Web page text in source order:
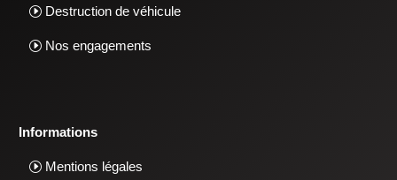
Destruction de véhicule
Nos engagements
Informations
Mentions légales